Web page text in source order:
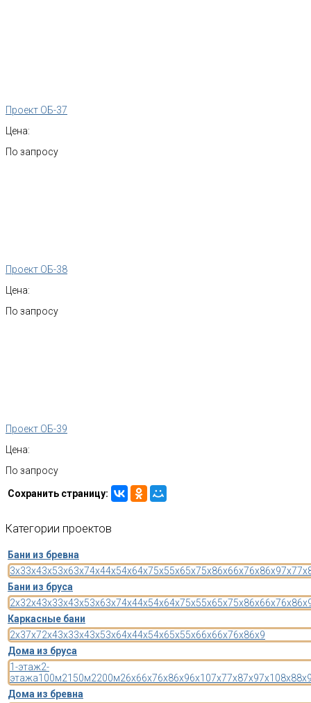
Проект ОБ-37
Цена:
По запросу
Проект ОБ-38
Цена:
По запросу
Проект ОБ-39
Цена:
По запросу
Сохранить страницу:
Категории проектов
Бани из бревна
3x33x43x53x63x74x44x54x64x75x55x65x75x86x66x76x86x97x7
Бани из бруса
2x32x43x33x43x53x63x74x44x54x64x75x55x65x75x86x66x76x8
Каркасные бани
2x37x72x43x33x43x53x64x44x54x65x55x66x66x76x86x9
Дома из бруса
1-этаж2-
этажа100м2150м2200м26x66x76x86x96x107x77x87x97x108x8
Дома из бревна